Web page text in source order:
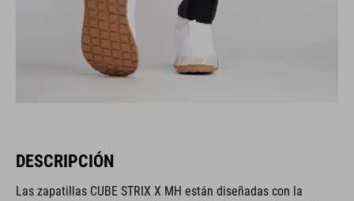
DESCRIPCIÓN
Las zapatillas CUBE STRIX X MH están diseñadas con la